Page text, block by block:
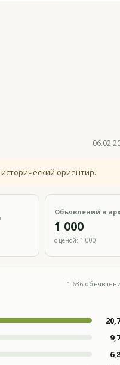
ориентир.
Объявлений в
1 000
с ценой: 1 000
1 636